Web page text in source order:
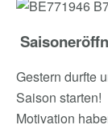
Gestern durfte
Saison starten!
Motivation